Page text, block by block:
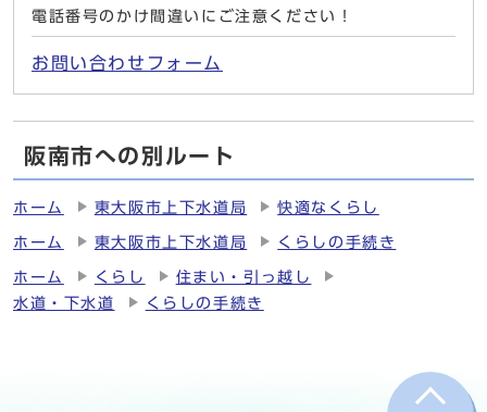
電話番号のかけ間違いにご注意ください！
お問い合わせフォーム
阪南市への別ルート
ホーム 東大阪市上下水道局 快適なくらし
ホーム 東大阪市上下水道局 くらしの手続き
ホーム くらし
住まい・引っ越し
水道・下水道
くらしの手続き